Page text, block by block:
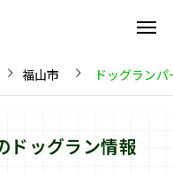
福山市 ドッグラン
ドッグラン情報